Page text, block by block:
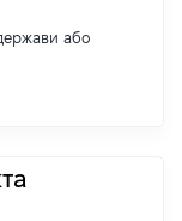
або